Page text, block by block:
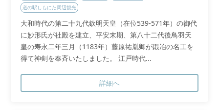
道の駅しもにた周辺観光
大和時代の第二十九代欽明天皇（在位539-571年）の御代
に妙形氏が社殿を建立、平安末期、第八十二代後鳥羽天
皇の寿永二年三月（1183年）藤原祐胤卿が鍛冶の名工を
得て神剣を奉斉いたしました。 江戸時代...
詳細へ